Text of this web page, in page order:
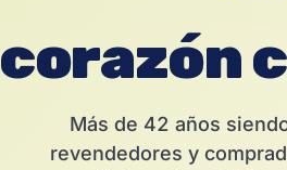
corazón
Más de 42 años
revendedores y